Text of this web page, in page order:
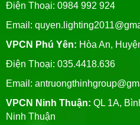
Điện Thoại: 0984 992 924
Email:
VPCN Phú Yên: Hòa An,
Điện Thoại: 035.4418.636
Email:
VPCN Ninh Thuận: QL 1A,
Ninh Thuận